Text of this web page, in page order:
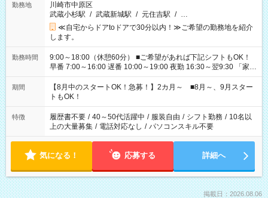
勤務地
川崎市中原区
武蔵小杉駅 / 武蔵新城駅 / 元住吉駅 / …
≪自宅からドアtoドアで30分以内！≫ご希望の勤務地を紹介
します。
勤務時間
9:00～18:00（休憩60分） ■ご希望があれば下記シフトもOK！
早番 7:00～16:00 遅番 10:00～19:00 夜勤 16:30～翌9:30 「家族
と休みを合わせたい」 「余裕を持って夕飯の準備がしたい」
「できれば残業はしたくない」 など、ご希望を教えてください
ね。 ※Wワーク希望の方へ 今ご覧のお仕事で希望する勤務時間
と、もう1つのお仕事の勤務時間。 合計で週40時間を超える場
合は応募できません。
期間
【8月中のスタートOK！急募！】2カ月～ ■8月～、9月スター
トもOK！
特徴 履歴書不要 / 40～50代活躍中 / 服装自由 / シフト勤務 / 10名以
上の大量募集 / 電話対応なし / パソコンスキル不要
気になる！ 応募する 詳細へ
掲載日：2026.08.06